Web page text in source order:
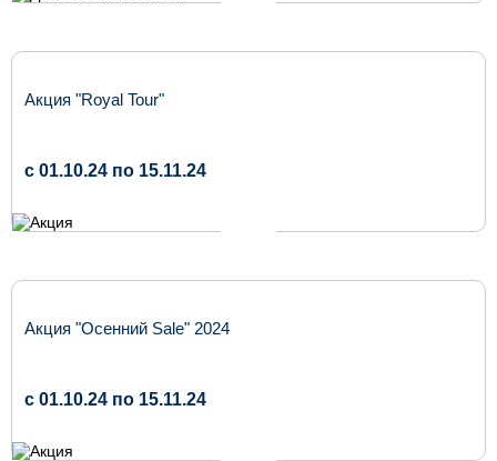
Акция "Royal Tour"
c 01.10.24 по 15.11.24
Акция "Осенний Sale" 2024
c 01.10.24 по 15.11.24